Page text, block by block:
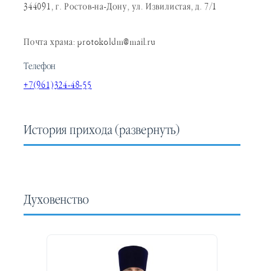
344091, г. Ростов-на-Дону, ул. Извилистая, д. 7/1
Почта храма: protokoldm@mail.ru
Телефон
+7(961)324-48-55
История прихода(развернуть)
Духовенство